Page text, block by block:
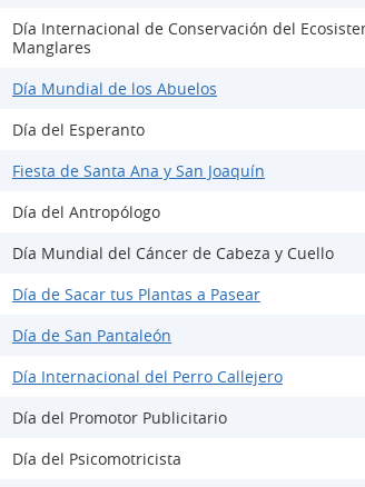
Día Internacional de Conservación del
Manglares
Día Mundial de los Abuelos
Día del Esperanto
Fiesta de Santa Ana y San Joaquín
Día del Antropólogo
Día Mundial del Cáncer de Cabeza y Cuello
Día de Sacar tus Plantas a Pasear
Día de San Pantaleón
Día Internacional del Perro Callejero
Día del Promotor Publicitario
Día del Psicomotricista